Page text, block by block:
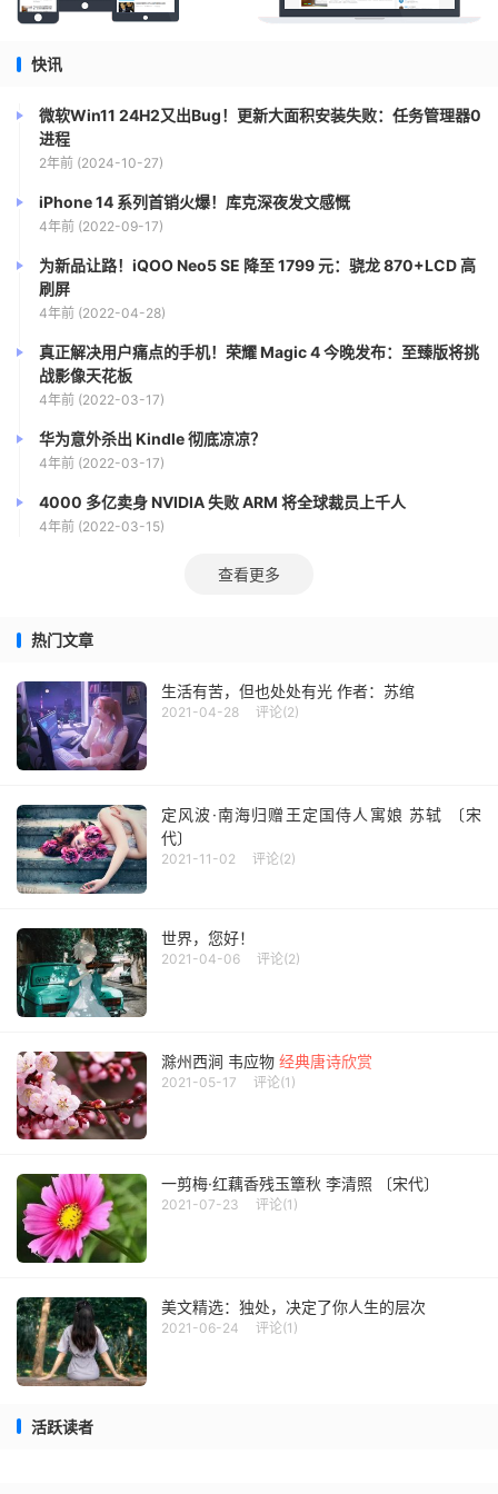
快讯
微软Win11 24H2又出Bug！更新大面积安装失败：任务管理器0
进程
2年前 (2024-10-27)
iPhone 14 系列首销火爆！库克深夜发文感慨
4年前 (2022-09-17)
为新品让路！iQOO Neo5 SE 降至 1799 元：骁龙 870+LCD 高
刷屏
4年前 (2022-04-28)
真正解决用户痛点的手机！荣耀 Magic 4 今晚发布：至臻版将挑
战影像天花板
4年前 (2022-03-17)
华为意外杀出 Kindle 彻底凉凉？
4年前 (2022-03-17)
4000 多亿卖身 NVIDIA 失败 ARM 将全球裁员上千人
4年前 (2022-03-15)
查看更多
热门文章
生活有苦，但也处处有光 作者：苏绾
2021-04-28 评论(2)
定风波·南海归赠王定国侍人寓娘 苏轼 〔宋
代〕
2021-11-02 评论(2)
世界，您好！
2021-04-06 评论(2)
滁州西涧 韦应物 经典唐诗欣赏
2021-05-17 评论(1)
一剪梅·红藕香残玉簟秋 李清照 〔宋代〕
2021-07-23 评论(1)
美文精选：独处，决定了你人生的层次
2021-06-24 评论(1)
活跃读者